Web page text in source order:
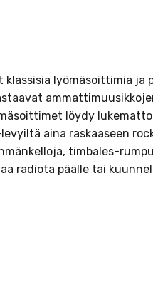
klassisia lyömäsoittimia ja
löydy
aina raskaaseen
timbales-
radiota päälle tai